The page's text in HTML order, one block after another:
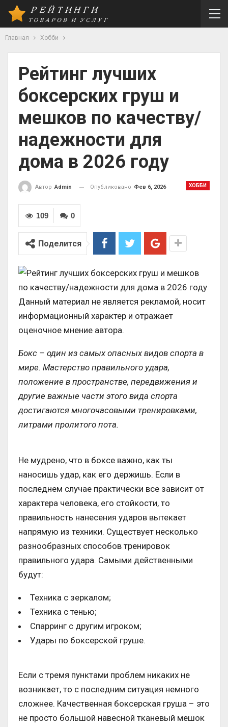
Главная Хобби
Рейтинг лучших
боксерских груш и
мешков по качеству/
надежности для
дома в 2026 году
ХОББИ
Автор Admin Опубликовано Фев 6, 2026
0
109
Поделится
Данный материал не является рекламой, носит
информационный характер и отражает
оценочное мнение автора.
Бокс – один из самых опасных видов спорта в
мире. Мастерство правильного удара,
положение в пространстве, передвижения и
другие важные части этого вида спорта
достигаются многочасовыми тренировками,
литрами пролитого пота.
Не мудрено, что в боксе важно, как ты
наносишь удар, как его держишь. Если в
последнем случае практически все зависит от
характера человека, его стойкости, то
правильность нанесения ударов вытекает
напрямую из техники. Существует несколько
разнообразных способов тренировок
правильного удара. Самыми действенными
будут:
Техника с зеркалом;
Техника с тенью;
Спарринг с другим игроком;
Удары по боксерской груше.
Если с тремя пунктами проблем никаких не
возникает, то с последним ситуация немного
сложнее. Качественная боксерская груша – это
не просто большой навесной тканевый мешок